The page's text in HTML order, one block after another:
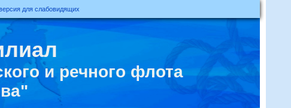
для слабовидящих
и речного флота